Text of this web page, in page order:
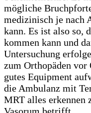
mögliche
medizinisch je nach
kann. Es ist also so,
kommen kann und
Untersuchung
zum Orthopäden vor
gutes Equipment
die Ambulanz mit
MRT alles erkennen